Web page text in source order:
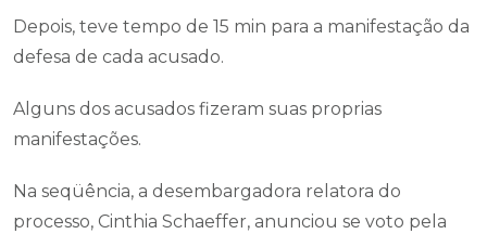
Depois, teve tempo de 15 min para a manifestação da
defesa de cada acusado.
Alguns dos acusados fizeram suas proprias
manifestações.
Na seqüência, a desembargadora relatora do
processo, Cinthia Schaeffer, anunciou se voto pela